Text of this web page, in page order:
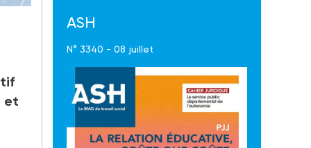
et
ASH
N° 3340 - 08 juillet